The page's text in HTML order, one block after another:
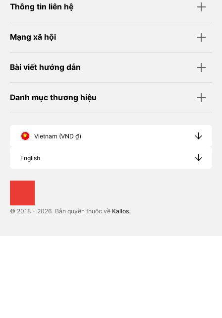
Thông tin liên hệ
Mạng xã hội
Bài viết hướng dẫn
Danh mục thương hiệu
Vietnam (VND ₫)
English
© 2018 - 2026. Bản quyền thuộc về Kallos.